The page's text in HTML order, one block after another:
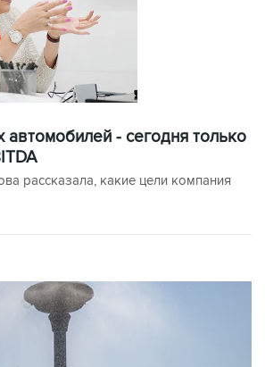
рассказала, какие цели компания